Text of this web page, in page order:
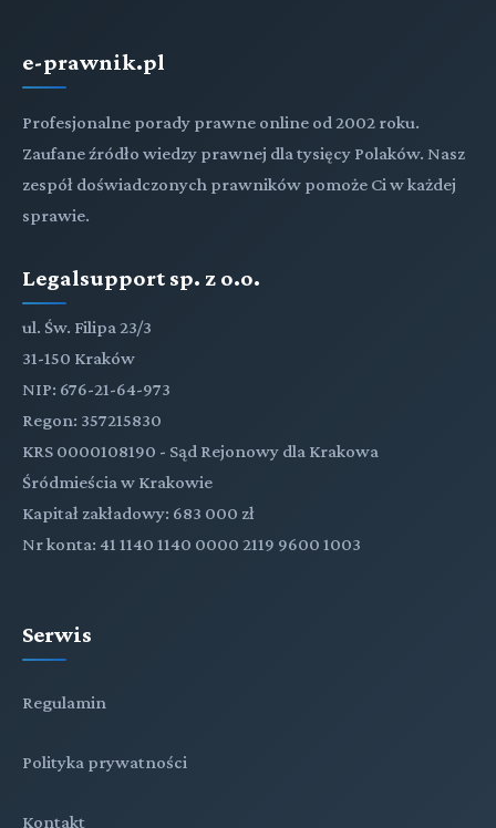
e-prawnik.pl
Profesjonalne porady prawne online od 2002 roku.
Zaufane źródło wiedzy prawnej dla tysięcy Polaków. Nasz
zespół doświadczonych prawników pomoże Ci w każdej
sprawie.
Legalsupport sp. z o.o.
ul. Św. Filipa 23/3
31-150 Kraków
NIP: 676-21-64-973
Regon: 357215830
KRS 0000108190 - Sąd Rejonowy dla Krakowa
Śródmieścia w Krakowie
Kapitał zakładowy: 683 000 zł
Nr konta: 41 1140 1140 0000 2119 9600 1003
Serwis
Regulamin
Polityka prywatności
Kontakt